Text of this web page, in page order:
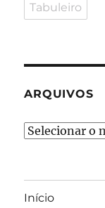
Tabuleiro
ARQUIVOS
Arquivos
Início